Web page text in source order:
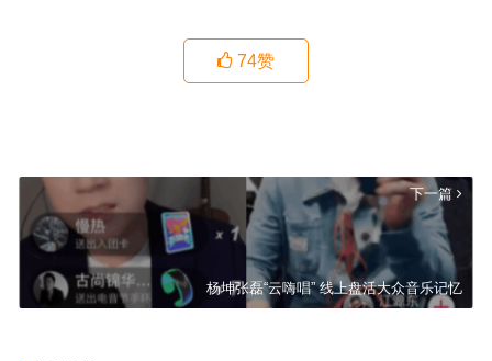
74赞
下一篇
杨坤张磊“云嗨唱” 线上盘活大众音乐记忆